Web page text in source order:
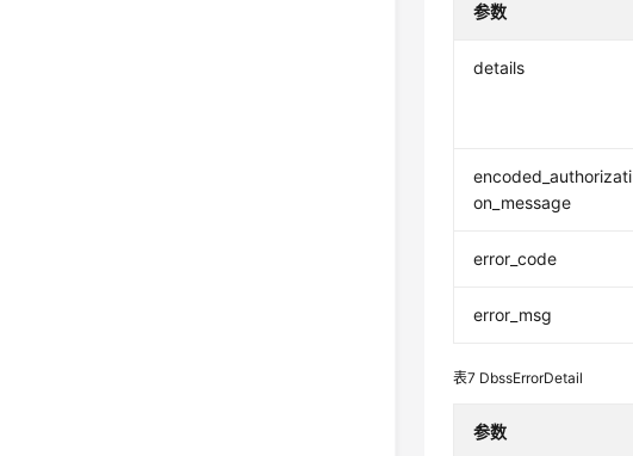
参数
details
encoded_authorizati
on_message
error_code
error_msg
表7 DbssErrorDetail
参数